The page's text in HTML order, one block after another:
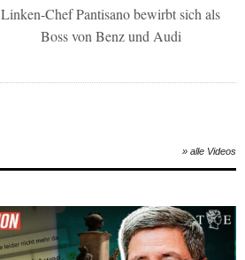
Linken-Chef Pantisano bewirbt sich als
Boss von Benz und Audi
» alle Videos